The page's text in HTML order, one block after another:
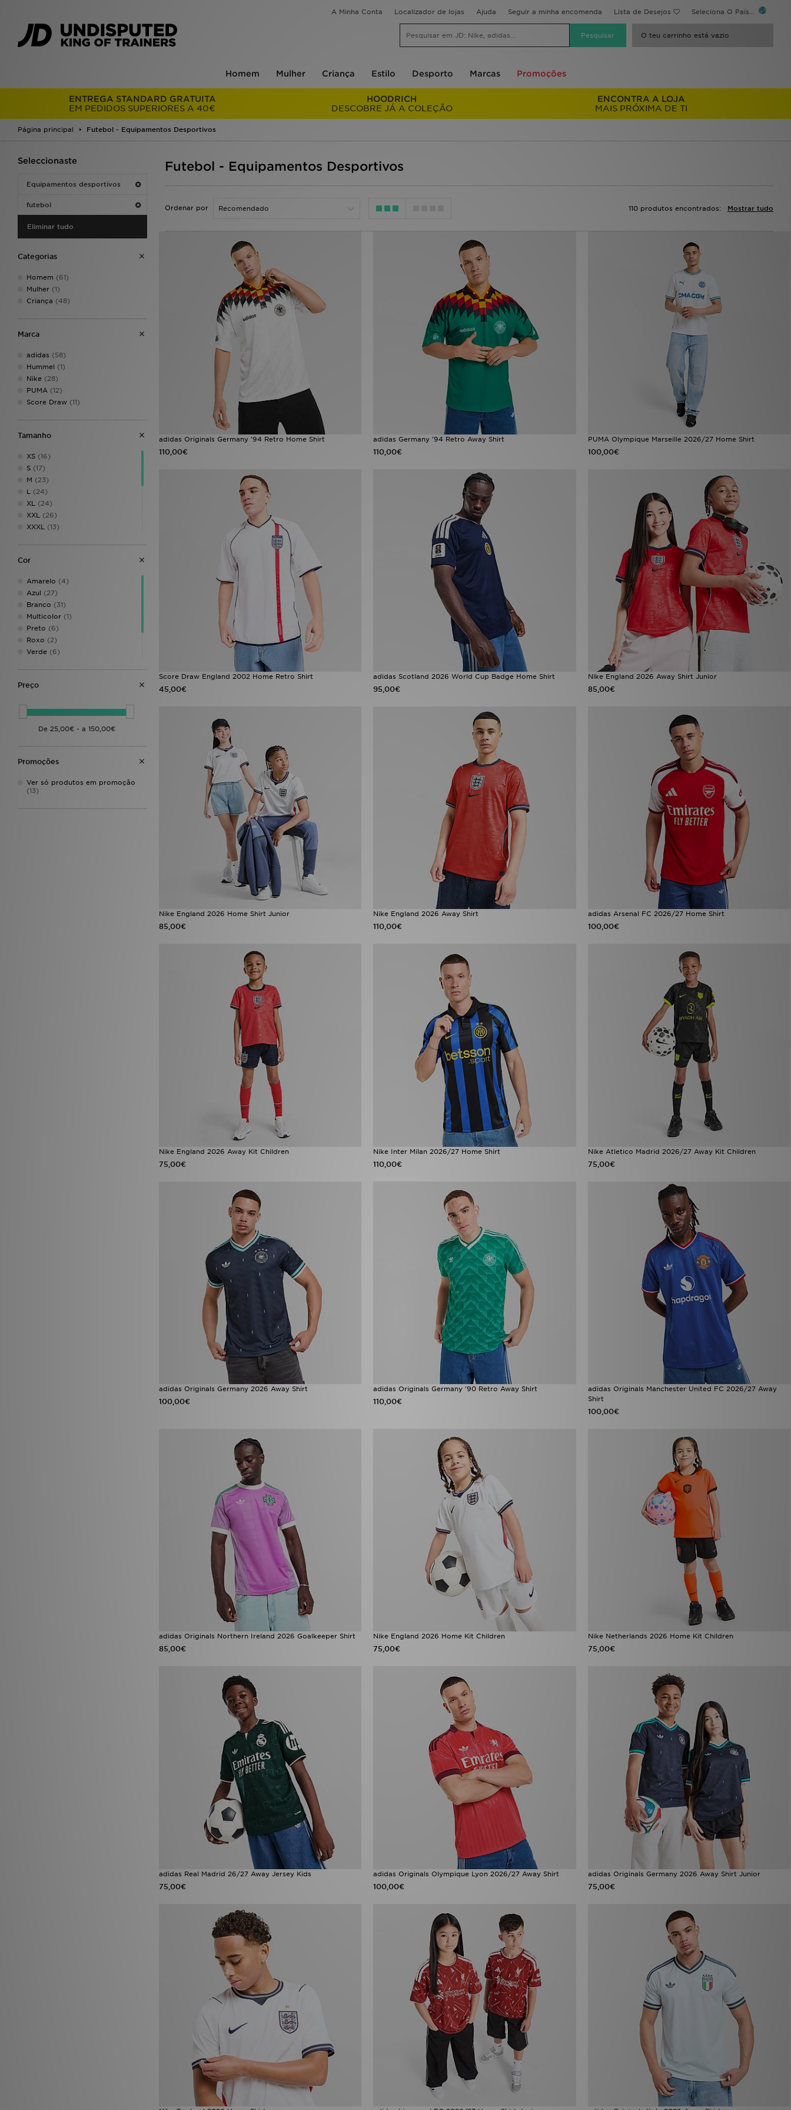
A Minha Conta Localizador de lojas Ajuda Seguir a minha encomenda Lista de Desejos Seleciona O País...
O teu carrinho está vazio
Homem Mulher Criança Estilo Desporto Marcas Promoções
ENTREGA STANDARD GRATUITA
EM PEDIDOS SUPERIORES A 40€
HOODRICH
DESCOBRE JÁ A COLEÇÃO
ENCONTRA A LOJA
MAIS PRÓXIMA DE TI
Página principal Futebol - Equipamentos Desportivos
Seleccionaste
Equipamentos desportivos
futebol
Eliminar tudo
Categorias
Homem (61)
Mulher (1)
Criança (48)
Marca
adidas (58)
Hummel (1)
Nike (28)
PUMA (12)
Score Draw (11)
Tamanho
XS (16)
S (17)
M (23)
L (24)
XL (24)
XXL (26)
XXXL (13)
3-4 Anos
7-8 Anos (19)
9-10 Anos
11-12 Anos (13)
13-14 Anos (10)
15-16 Anos
Cor
Amarelo (4)
Azul (27)
Branco (31)
Multicolor (1)
Preto (6)
Roxo (2)
Verde (6)
Or-de-laranja
Preço
Promoções
Ver só produtos em promoção
(13)
Futebol - Equipamentos Desportivos
Ordenar por Mostrar tudo
110 produtos encontrados:
adidas Originals Germany '94 Retro Home Shirt
110,00€
adidas Germany '94 Retro Away Shirt
110,00€
PUMA Olympique Marseille 2026/27 Home Shirt
100,00€
Score Draw England 2002 Home Retro Shirt
45,00€
adidas Scotland 2026 World Cup Badge Home Shirt
95,00€
Nike England 2026 Away Shirt Junior
85,00€
Nike England 2026 Home Shirt Junior
85,00€
Nike England 2026 Away Shirt
110,00€
adidas Arsenal FC 2026/27 Home Shirt
100,00€
Nike England 2026 Away Kit Children
75,00€
Nike Inter Milan 2026/27 Home Shirt
110,00€
Nike Atletico Madrid 2026/27 Away Kit Children
75,00€
adidas Originals Germany 2026 Away Shirt
100,00€
adidas Originals Germany '90 Retro Away Shirt
110,00€
adidas Originals Manchester United FC 2026/27 Away
Shirt
100,00€
adidas Originals Northern Ireland 2026 Goalkeeper Shirt
85,00€
Nike England 2026 Home Kit Children
75,00€
Nike Netherlands 2026 Home Kit Children
75,00€
adidas Real Madrid 26/27 Away Jersey Kids
75,00€
adidas Originals Olympique Lyon 2026/27 Away Shirt
100,00€
adidas Originals Germany 2026 Away Shirt Junior
75,00€